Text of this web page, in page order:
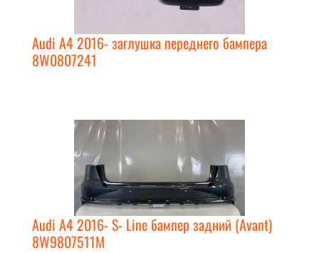
Audi A4 2016- заглушка переднего бампера
8W0807241
Audi A4 2016- S- Line бампер задний (Avant)
8W9807511M